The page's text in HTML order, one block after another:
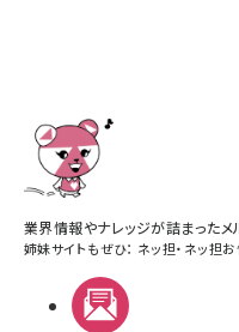
業界情報やナレッジが詰まったメ
姉妹サイトもぜひ： ネッ担・ ネッ担